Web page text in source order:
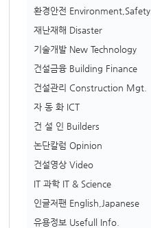
환경안전 Environment,Safety
재난재해 Disaster
기술개발 New Technology
건설금융 Building Finance
건설관리 Construction Mgt.
자 동 화 ICT
건 설 인 Builders
논단칼럼 Opinion
건설영상 Video
IT 과학 IT & Science
인글저팬 English,Japanese
유용정보 Usefull Info.